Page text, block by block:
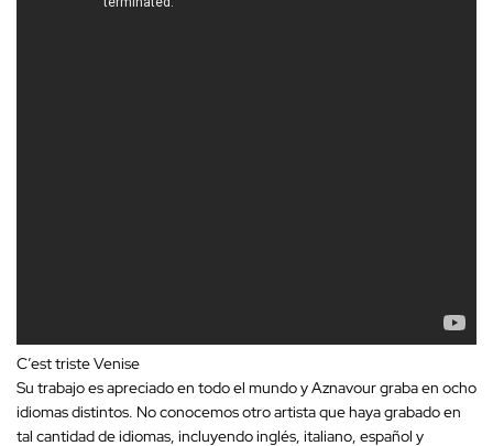
C’est triste Venise
Su trabajo es apreciado en todo el mundo y Aznavour graba en ocho
idiomas distintos. No conocemos otro artista que haya grabado en
tal cantidad de idiomas, incluyendo inglés, italiano, español y